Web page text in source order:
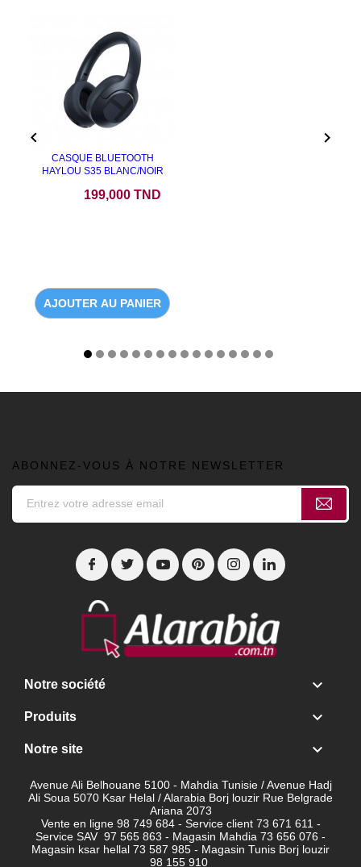
CASQUE BLUETOOTH
HAYLOU S35 BLANC/NOIR
199,000 TND
AJOUTER AU PANIER
 
ABONNEZ-VOUS À NOTRE NEWSLETTER
Notre société 
Produits 
Notre site 
Avenue Ali Belhouane 5100 - Mahdia Tunisie / Avenue Hadj
Ali Soua 5070 Ksar Helal / Alarabia Borj louzir Rue Belgrade
Ariana 2073
Vente en ligne 98 749 684 - Service client 73 671 611 -
Service SAV 97 565 863 - Magasin Mahdia 73 656 076 -
Magasin ksar hellal 73 587 985 - Magasin Tunis Borj louzir
98 155 910